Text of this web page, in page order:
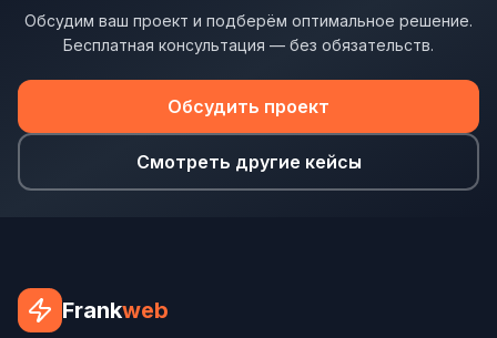
Техническая документация
ВИДЕОПРОДАКШН
Рекламные ролики
Видео для соцсетей
Видео-инфографика
Обсудим ваш проект и подберём оптимальное решение.
Бесплатная консультация — без обязательств.
Обсудить проект
Смотреть другие кейсы
Frankweb